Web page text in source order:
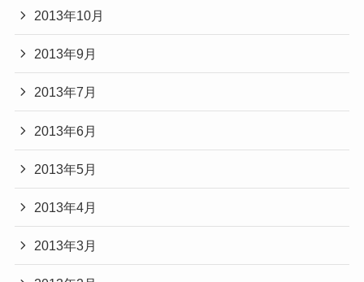
2013年10月
2013年9月
2013年7月
2013年6月
2013年5月
2013年4月
2013年3月